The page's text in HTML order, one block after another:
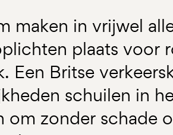
maken in vrijwel
plaats voor
Een Britse
schuilen in
om zonder schade